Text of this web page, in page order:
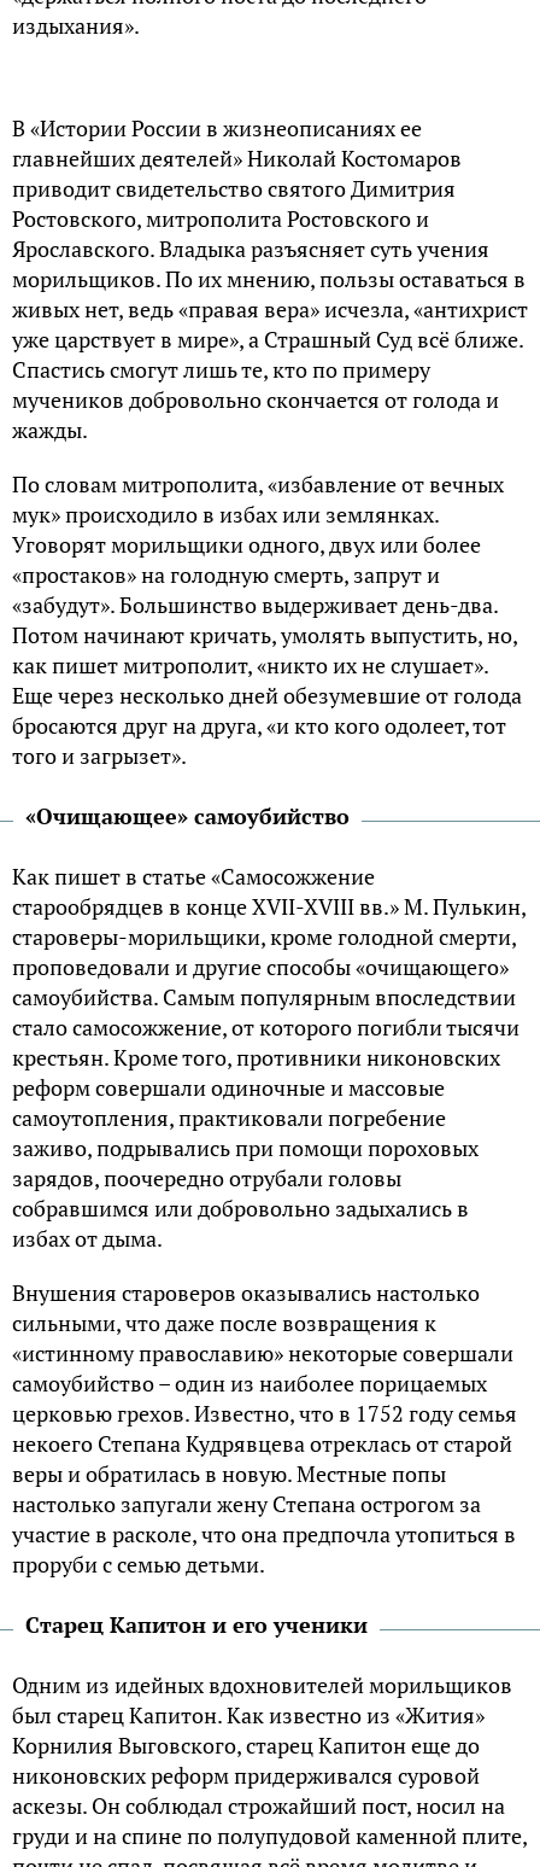
издыхания».
В «Истории России в жизнеописаниях ее
главнейших деятелей» Николай Костомаров
приводит свидетельство святого Димитрия
Ростовского, митрополита Ростовского и
Ярославского. Владыка разъясняет суть учения
морильщиков. По их мнению, пользы оставаться в
живых нет, ведь «правая вера» исчезла, «антихрист
уже царствует в мире», а Страшный Суд всё ближе.
Спастись смогут лишь те, кто по примеру
мучеников добровольно скончается от голода и
жажды.
По словам митрополита, «избавление от вечных
мук» происходило в избах или землянках.
Уговорят морильщики одного, двух или более
«простаков» на голодную смерть, запрут и
«забудут». Большинство выдерживает день-два.
Потом начинают кричать, умолять выпустить, но,
как пишет митрополит, «никто их не слушает».
Еще через несколько дней обезумевшие от голода
бросаются друг на друга, «и кто кого одолеет, тот
того и загрызет».
«Очищающее» самоубийство
Как пишет в статье «Самосожжение
старообрядцев в конце XVII-XVIII вв.» М. Пулькин,
староверы-морильщики, кроме голодной смерти,
проповедовали и другие способы «очищающего»
самоубийства. Самым популярным впоследствии
стало самосожжение, от которого погибли тысячи
крестьян. Кроме того, противники никоновских
реформ совершали одиночные и массовые
самоутопления, практиковали погребение
заживо, подрывались при помощи пороховых
зарядов, поочередно отрубали головы
собравшимся или добровольно задыхались в
избах от дыма.
Внушения староверов оказывались настолько
сильными, что даже после возвращения к
«истинному православию» некоторые совершали
самоубийство – один из наиболее порицаемых
церковью грехов. Известно, что в 1752 году семья
некоего Степана Кудрявцева отреклась от старой
веры и обратилась в новую. Местные попы
настолько запугали жену Степана острогом за
участие в расколе, что она предпочла утопиться в
проруби с семью детьми.
Старец Капитон и его ученики
Одним из идейных вдохновителей морильщиков
был старец Капитон. Как известно из «Жития»
Корнилия Выговского, старец Капитон еще до
никоновских реформ придерживался суровой
аскезы. Он соблюдал строжайший пост, носил на
груди и на спине по полупудовой каменной плите,